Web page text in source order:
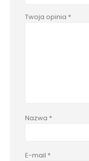
Twoja opinia *
Nazwa *
E-mail *